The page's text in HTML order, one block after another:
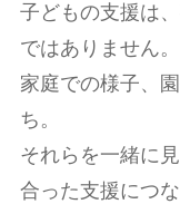
子どもの支援は
ではありません。
家庭での様子、
ち。
それらを一緒に
合った支援につ